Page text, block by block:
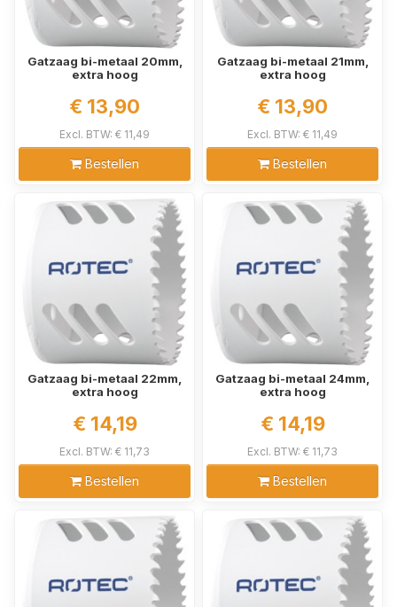
Gatzaag bi-metaal 20mm,
extra hoog
€ 13,90
Excl. BTW: € 11,49
Bestellen
Gatzaag bi-metaal 21mm,
extra hoog
€ 13,90
Excl. BTW: € 11,49
Bestellen
Gatzaag bi-metaal 22mm,
extra hoog
€ 14,19
Excl. BTW: € 11,73
Bestellen
Gatzaag bi-metaal 24mm,
extra hoog
€ 14,19
Excl. BTW: € 11,73
Bestellen